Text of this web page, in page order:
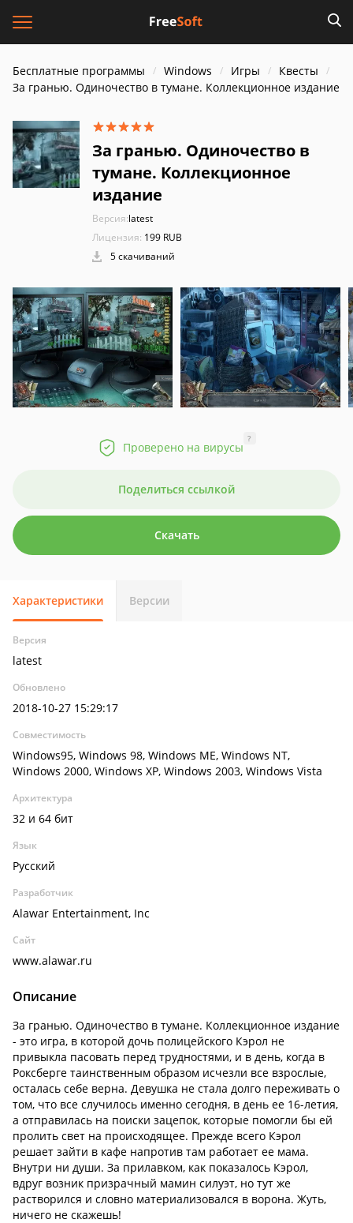
Бесплатные программы Windows Игры
Квесты
За гранью. Одиночество в тумане. Коллекционное издание
За гранью. Одиночество в
тумане. Коллекционное
издание
Версия:latest
Лицензия: 199 RUB
5 скачиваний
Проверено на вирусы
?
Поделиться ссылкой
Скачать
Характеристики Версии
Версия
latest
Обновлено
2018-10-27 15:29:17
Совместимость
Windows95, Windows 98, Windows ME, Windows NT,
Windows 2000, Windows XP, Windows 2003, Windows Vista
Архитектура
32 и 64 бит
Язык
Русский
Разработчик
Alawar Entertainment, Inc
Сайт
www.alawar.ru
Описание
За гранью. Одиночество в тумане. Коллекционное издание
- это игра, в которой дочь полицейского Кэрол не
привыкла пасовать перед трудностями, и в день, когда в
Роксберге таинственным образом исчезли все взрослые,
осталась себе верна. Девушка не стала долго переживать о
том, что все случилось именно сегодня, в день ее 16-летия,
а отправилась на поиски зацепок, которые помогли бы ей
пролить свет на происходящее. Прежде всего Кэрол
решает зайти в кафе напротив там работает ее мама.
Внутри ни души. За прилавком, как показалось Кэрол,
вдруг возник призрачный мамин силуэт, но тут же
растворился и словно материализовался в ворона. Жуть,
ничего не скажешь!